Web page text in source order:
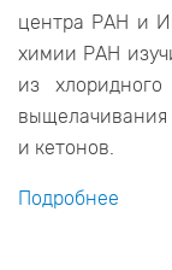
центра РАН и
химии РАН
из хлоридного
и кетонов.
Подробнее